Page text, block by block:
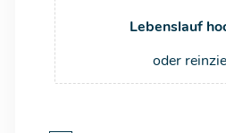
Lebenslauf
oder